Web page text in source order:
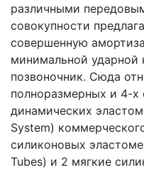
различными
совокупности
совершенную
минимальной ударной
позвоночник. Сюда
полноразмерных и 4-х
динамических
System)
силиконовых
Tubes) и 2 мягкие